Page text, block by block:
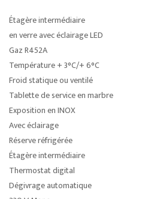
Étagère intermédiaire
en verre avec éclairage LED
Gaz R452A
Température + 3°C/+ 6°C
Froid statique ou ventilé
Tablette de service en marbre
Exposition en INOX
Avec éclairage
Réserve réfrigérée
Étagère intermédiaire
Thermostat digital
Dégivrage automatique